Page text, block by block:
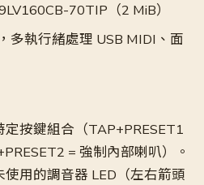
70TIP（2 MiB）
多執行緒處理 USB MIDI、面
按鍵組合（TAP+PRESET1
= 強制內部喇叭）。
用的調音器 LED（左右箭頭